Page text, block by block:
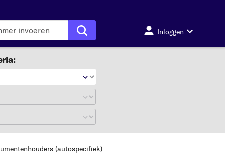
Inloggen
(autospecifiek)